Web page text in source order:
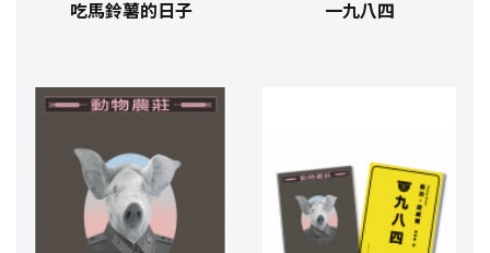
吃馬鈴薯的日子 一九八四